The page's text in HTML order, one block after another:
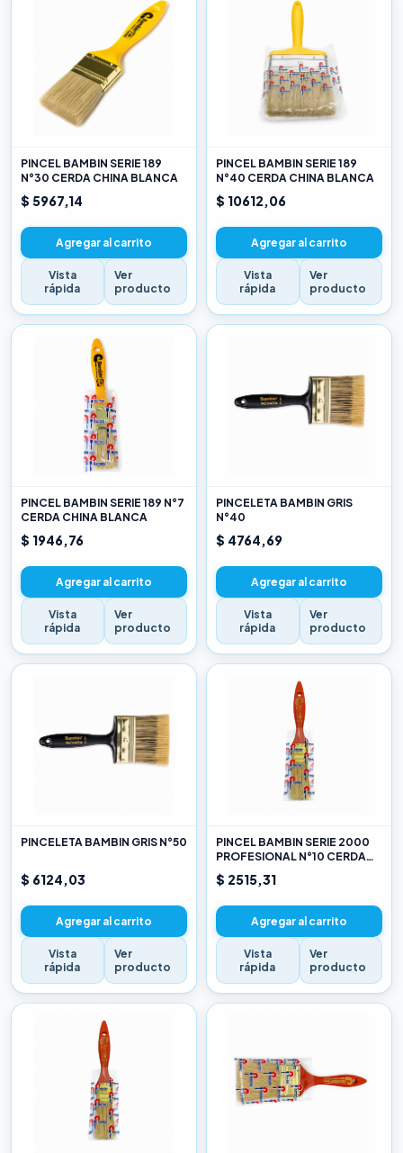
PINCEL BAMBIN SERIE 189
N°30 CERDA CHINA BLANCA
$ 5967,14
Agregar al carrito
Vista
rápida
Ver
producto
PINCEL BAMBIN SERIE 189
N°40 CERDA CHINA BLANCA
$ 10612,06
Agregar al carrito
Vista
rápida
Ver
producto
PINCEL BAMBIN SERIE 189 N°7
CERDA CHINA BLANCA
$ 1946,76
Agregar al carrito
Vista
rápida
Ver
producto
PINCELETA BAMBIN GRIS
N°40
$ 4764,69
Agregar al carrito
Vista
rápida
Ver
producto
PINCELETA BAMBIN GRIS N°50
$ 6124,03
Agregar al carrito
Vista
rápida
Ver
producto
PINCEL BAMBIN SERIE 2000
PROFESIONAL N°10 CERDA
CHINA BLANCA
$ 2515,31
Agregar al carrito
Vista
rápida
Ver
producto